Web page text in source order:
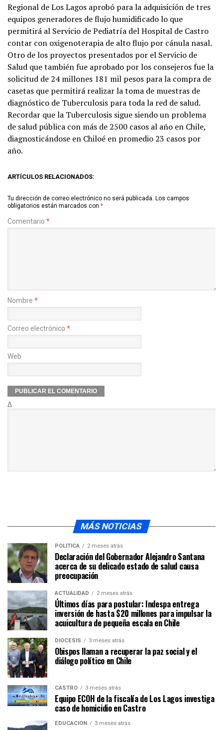
Regional de Los Lagos aprobó para la adquisición de tres
equipos generadores de flujo humidificado lo que
permitirá al Servicio de Pediatría del Hospital de Castro
contar con oxigenoterapia de alto flujo por cánula nasal.
Otro de los proyectos presentados por el Servicio de
Salud que también fue aprobado por los consejeros fue la
solicitud de 24 millones 181 mil pesos para la compra de
casetas que permitirá realizar la toma de muestras de
diagnóstico de Tuberculosis para toda la red de salud.
Recordar que la Tuberculosis sigue siendo un problema
de salud pública con más de 2500 casos al año en Chile,
diagnosticándose en Chiloé en promedio 23 casos por
año.
ARTÍCULOS RELACIONADOS:
Tu dirección de correo electrónico no será publicada. Los campos
obligatorios están marcados con *
Comentario *
Nombre *
Correo electrónico *
Web
Δ
MÁS NOTICIAS
POLÍTICA 2 meses atrás
Declaración del Gobernador Alejandro Santana
acerca de su delicado estado de salud causa
preocupación
ACTUALIDAD 2 meses atrás
Últimos días para postular: Indespa entrega
inversión de hasta $20 millones para impulsar la
acuicultura de pequeña escala en Chile
DIÓCESIS 3 meses atrás
Obispos llaman a recuperar la paz social y el
diálogo político en Chile
CASTRO 3 meses atrás
Equipo ECOH de la fiscalía de Los Lagos investiga
caso de homicidio en Castro
EDUCACIÓN 3 meses atrás